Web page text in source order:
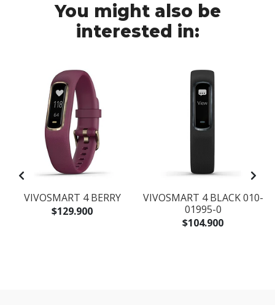
You might also be
interested in:
VIVOSMART 4 BERRY
$129.900
VIVOSMART 4 BLACK 010-
01995-0
$104.900